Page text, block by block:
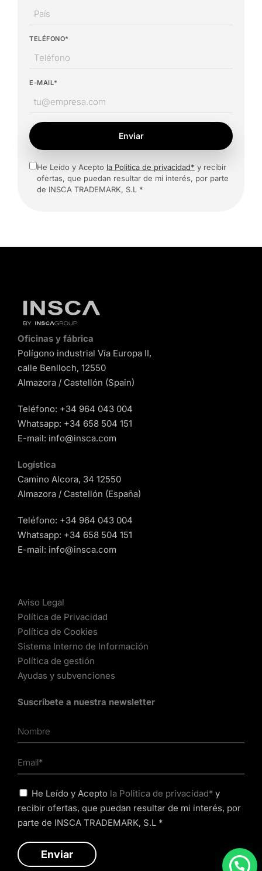
TELÉFONO*
E-MAIL*
Enviar
He Leído y Acepto la Politica de privacidad* y recibir
ofertas, que puedan resultar de mi interés, por parte
de INSCA TRADEMARK, S.L *
Oficinas y fábrica
Polígono industrial Vía Europa II,
calle Benlloch, 12550
Almazora / Castellón (Spain)
Teléfono: +34 964 043 004
Whatsapp: +34 658 504 151
E-mail: info@insca.com
Logística
Camino Alcora, 34 12550
Almazora / Castellón (España)
Teléfono: +34 964 043 004
Whatsapp: +34 658 504 151
E-mail: info@insca.com
Aviso Legal
Política de Privacidad
Política de Cookies
Sistema Interno de Información
Política de gestión
Ayudas y subvenciones
Suscríbete a nuestra newsletter
He Leído y Acepto la Politica de privacidad* y
recibir ofertas, que puedan resultar de mi interés, por
parte de INSCA TRADEMARK, S.L *